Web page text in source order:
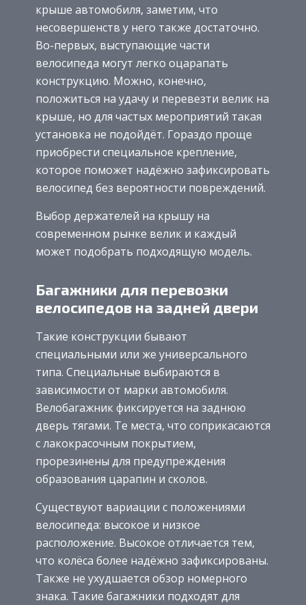
крыше автомобиля, заметим, что
несовершенств у него также достаточно.
Во-первых, выступающие части
велосипеда могут легко оцарапать
конструкцию. Можно, конечно,
положиться на удачу и перевезти велик на
крыше, но для частых мероприятий такая
установка не подойдёт. Гораздо проще
приобрести специальное крепление,
которое поможет надёжно зафиксировать
велосипед без вероятности повреждений.
Выбор держателей на крышу на
современном рынке велик и каждый
может подобрать подходящую модель.
Багажники для перевозки
велосипедов на задней двери
Такие конструкции бывают
специальными или же универсального
типа. Специальные выбираются в
зависимости от марки автомобиля.
Велобагажник фиксируется на заднюю
дверь тягами. Те места, что соприкасаются
с лакокрасочным покрытием,
прорезинены для предупреждения
образования царапин и сколов.
Существуют вариации с положениями
велосипеда: высокое и низкое
расположение. Высокое отличается тем,
что колёса более надёжно зафиксированы.
Также не ухудшается обзор номерного
знака. Такие багажники подходят для